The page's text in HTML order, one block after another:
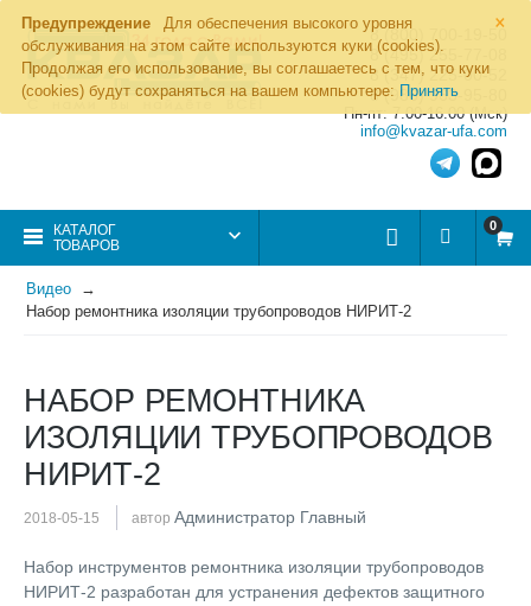
×
Предупреждение
Для обеспечения высокого уровня
обслуживания на этом сайте используются куки (cookies).
Продолжая его использование, вы соглашаетесь с тем, что куки
(cookies) будут сохраняться на вашем компьютере: Принять
8 (800) 700-19-50
8 (495) 255-77-08
8 (347) 225-00-52
8 (986) 963-95-80
Пн-пт: 7.00-16.00 (Мск)
info@kvazar-ufa.com
КАТАЛОГ
ТОВАРОВ
0
Видео
Набор ремонтника изоляции трубопроводов НИРИТ-2
НАБОР РЕМОНТНИКА
ИЗОЛЯЦИИ ТРУБОПРОВОДОВ
НИРИТ-2
2018-05-15 автор Администратор Главный
Набор инструментов ремонтника изоляции трубопроводов
НИРИТ-2 разработан для устранения дефектов защитного